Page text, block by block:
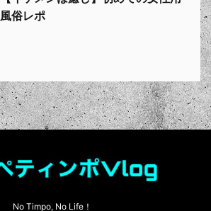
風俗レポ
No Timpo, No Life！